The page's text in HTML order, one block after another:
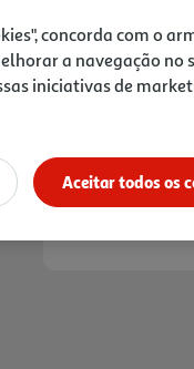
Notas de
concorda com o
a navegação no
iniciativas de
Aceitar todos os